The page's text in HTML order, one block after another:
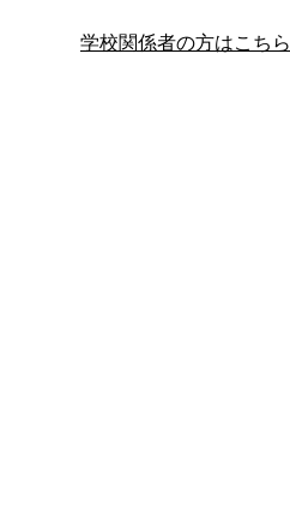
学校関係者の方はこちら